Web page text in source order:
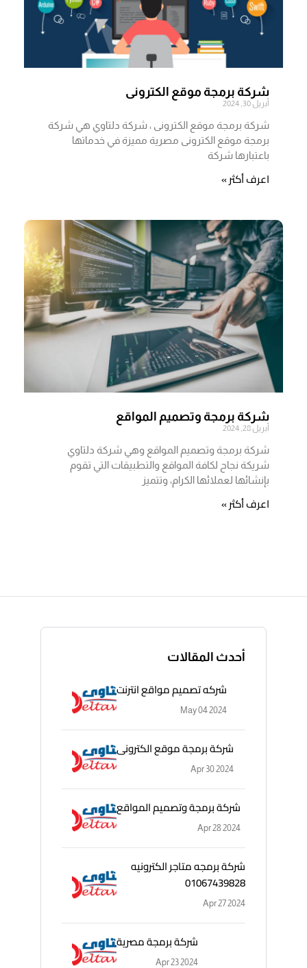
أحدث المقالات
شركه تصميم مواقع انترنت
May 04 2024
شركة برمجة موقع الكترونى
Apr 30 2024
شركة برمجة وتصميم المواقع
Apr 28 2024
شركة برمجه متاجر الكترونيه
01067439828
Apr 27 2024
شركة برمجة مصرية
Apr 23 2024
شركة برمجة موقع الكترونى
أبريل 30, 2024
شركة برمجة موقع الكترونى ، شركة دلتاوي هي شركة
برمجة موقع الكترونى مصرية مميزة في خدماتها
باعتبارها شركة
اعرف أكثر »
شركة برمجة وتصميم المواقع
أبريل 28, 2024
شركة برمجة وتصميم المواقع وهي شركة دلتاوي
شريكة نجاح لكافة المواقع والتطبيقات التي تقوم
بإنشائها لعملائها الكرام، وتتميز
اعرف أكثر »